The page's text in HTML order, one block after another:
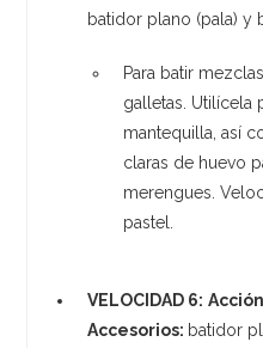
batidor plano (pala) y
Para batir
galletas. Utilícela
mantequilla, así
claras de huevo
merengues.
pastel.
VELOCIDAD 6:
Accesorios: batidor